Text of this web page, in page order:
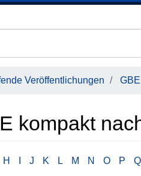
Veröffentlichungen
kompakt
H J K L M N O P Q